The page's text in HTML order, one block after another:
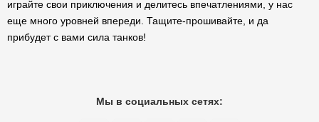
играйте свои приключения и делитесь впечатлениями, у нас
еще много уровней впереди. Тащите-прошивайте, и да
прибудет с вами сила танков!
Мы в социальных сетях: